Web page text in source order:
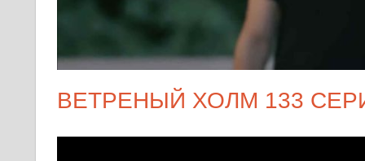
ВЕТРЕНЫЙ ХОЛМ 133